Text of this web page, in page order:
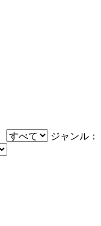
ジャンル：